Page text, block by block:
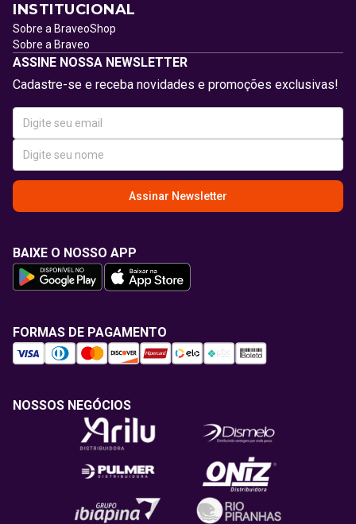
INSTITUCIONAL
Sobre a BraveoShop
Sobre a Braveo
ASSINE NOSSA NEWSLETTER
Cadastre-se e receba novidades e promoções exclusivas!
Assinar Newsletter
BAIXE O NOSSO APP
FORMAS DE PAGAMENTO
NOSSOS NEGÓCIOS